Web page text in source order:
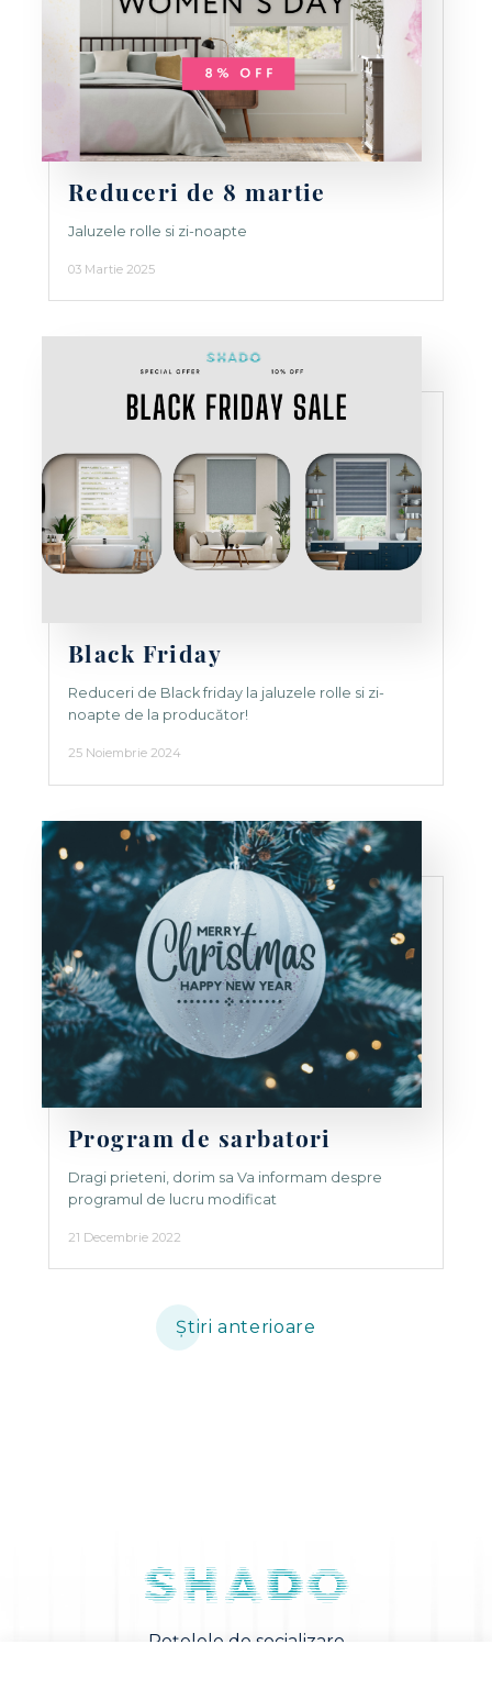
Reduceri de 8 martie
Jaluzele rolle si zi-noapte
03 Martie 2025
Black Friday
Reduceri de Black friday la jaluzele rolle si zi-
noapte de la producător!
25 Noiembrie 2024
Program de sarbatori
Dragi prieteni, dorim sa Va informam despre
programul de lucru modificat
21 Decembrie 2022
Știri anterioare
Rețelele de socializare